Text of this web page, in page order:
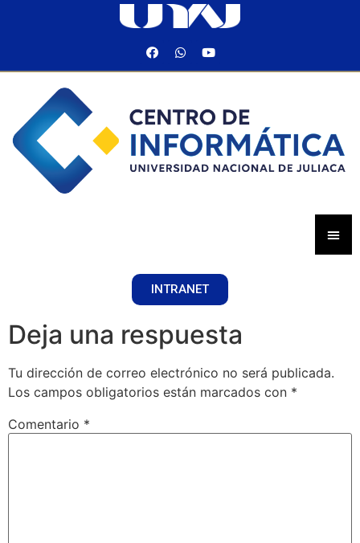
INTRANET
Deja una respuesta
Tu dirección de correo electrónico no será publicada.
Los campos obligatorios están marcados con *
Comentario *